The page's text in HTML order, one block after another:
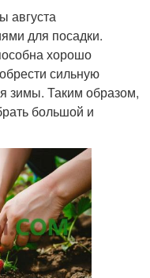
августа
для посадки.
хорошо
сильную
зимы. Таким образом,
большой и